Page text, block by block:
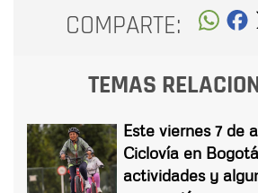
COMPARTE:
TEMAS
Este viernes 7 de
Ciclovía en
actividades y